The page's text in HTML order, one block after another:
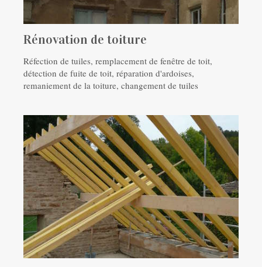
Rénovation de toiture
Réfection de tuiles, remplacement de fenêtre de toit,
détection de fuite de toit, réparation d'ardoises,
remaniement de la toiture, changement de tuiles